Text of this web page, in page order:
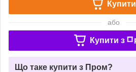
Купити
або
Купити з
Що таке купити з Пром?